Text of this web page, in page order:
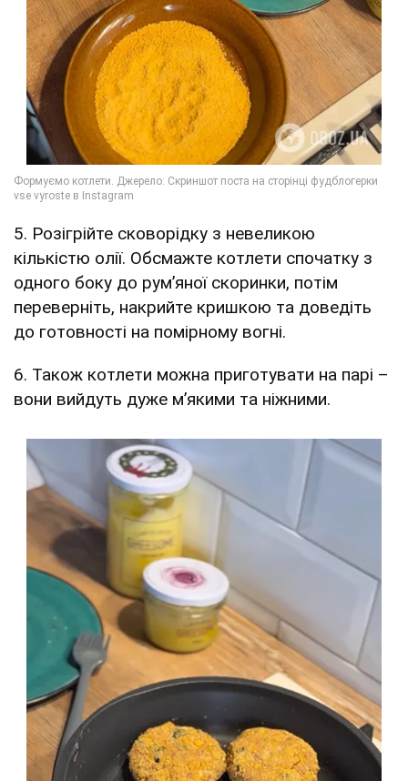
5. Розігрійте сковорідку з невеликою
кількістю олії. Обсмажте котлети спочатку з
одного боку до рум’яної скоринки, потім
переверніть, накрийте кришкою та доведіть
до готовності на помірному вогні.
6. Також котлети можна приготувати на парі –
вони вийдуть дуже м’якими та ніжними.